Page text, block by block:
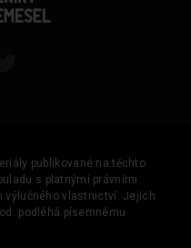
publikované na těchto
s platnými právními
výlučného vlastnictví. Jejich
podléhá písemnému